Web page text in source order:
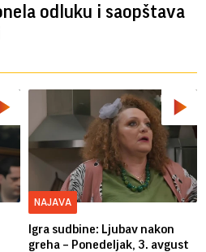
odluku i saopštava
NAJAVA
Igra sudbine: Ljubav nakon
greha – Ponedeljak, 3. avgust